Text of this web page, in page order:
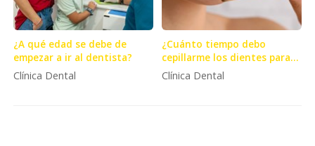
¿A qué edad se debe de
empezar a ir al dentista?
Clínica Dental
¿Cuánto tiempo debo
cepillarme los dientes para
una buena higiene dental?
Clínica Dental